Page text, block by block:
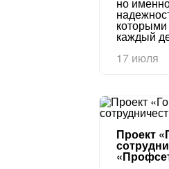
каждый
17 июля
Проект